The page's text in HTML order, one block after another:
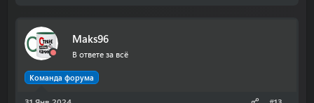
Maks96
В ответе за всё
Команда форума